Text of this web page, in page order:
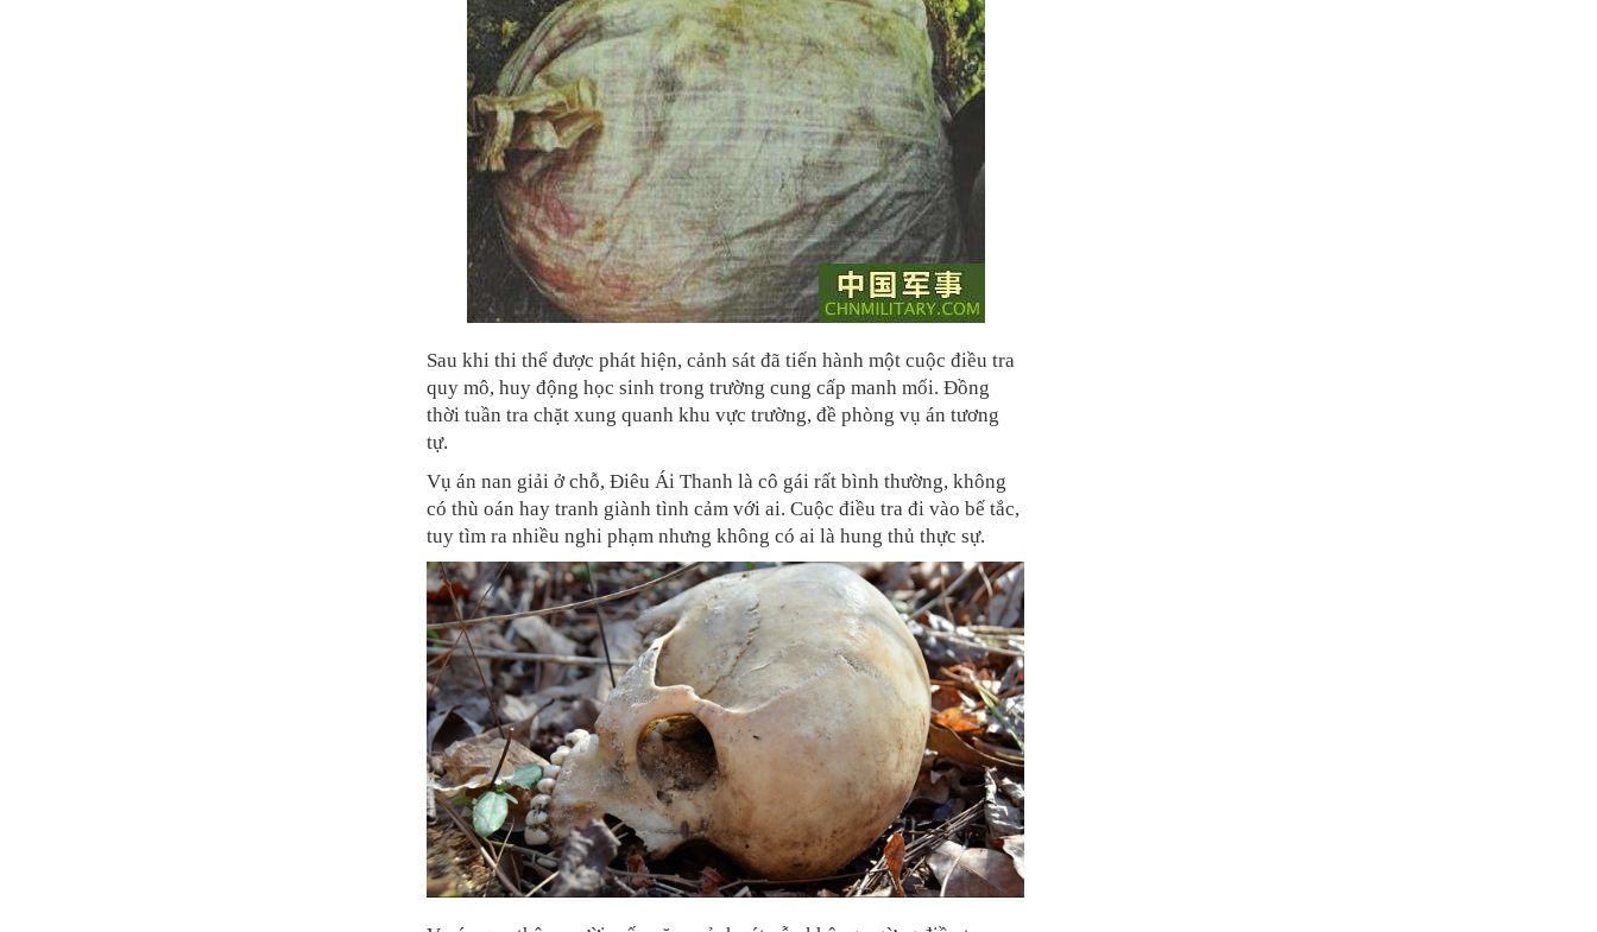
Sau khi thi thể được phát hiện, cảnh sát đã tiến hành một cuộc điều tra
quy mô, huy động học sinh trong trường cung cấp manh mối. Đồng
thời tuần tra chặt xung quanh khu vực trường, đề phòng vụ án tương
tự.
Vụ án nan giải ở chỗ, Điêu Ái Thanh là cô gái rất bình thường, không
có thù oán hay tranh giành tình cảm với ai. Cuộc điều tra đi vào bế tắc,
tuy tìm ra nhiều nghi phạm nhưng không có ai là hung thủ thực sự.